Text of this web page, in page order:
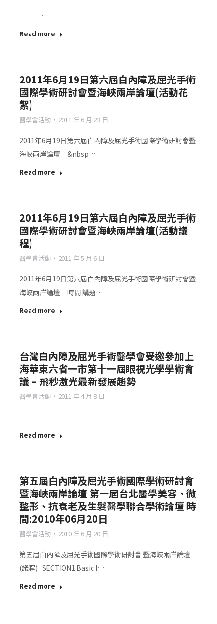
…
Read more
2011年6月19日第六屆白內障及屈光手術
國際學術研討會暨海峽兩岸論壇(活動花
絮)
醫學會活動 2011 年 6 月 23 日
2011年6月19日第六屆白內障及屈光手術國際學術研討會暨
海峽兩岸論壇 &nbsp…
Read more
2011年6月19日第六屆白內障及屈光手術
國際學術研討會暨海峽兩岸論壇(活動議
程)
醫學會活動 2011 年 5 月 6 日
2011年6月19日第六屆白內障及屈光手術國際學術研討會暨
海峽兩岸論壇 時間 講題…
Read more
台灣白內障及屈光手術醫學會受邀參加上
海華東六省一市第十一屆眼視光學學術會
議 – 飛秒激光最新發展趨勢
醫學會活動 2011 年 4 月 8 日
Read more
第五屆白內障及屈光手術國際學術研討會
暨海峽兩岸論壇 第一屆台北醫學美容、微
整形、抗衰老及生髮醫學聯合學術論壇 時
間:2010年06月20日
醫學會活動 2010 年 6 月 20 日
第五屆白內障及屈光手術國際學術研討會 暨海峽兩岸論壇
(議程) SECTION1 Basic I…
Read more